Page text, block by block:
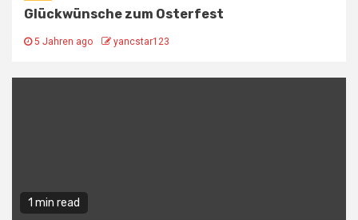
Glückwünsche zum Osterfest
5 Jahren ago yancstar123
1 min read